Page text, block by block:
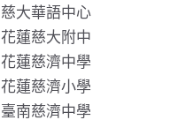
慈大華語中心
花蓮慈大附中
花蓮慈濟中學
花蓮慈濟小學
臺南慈濟中學